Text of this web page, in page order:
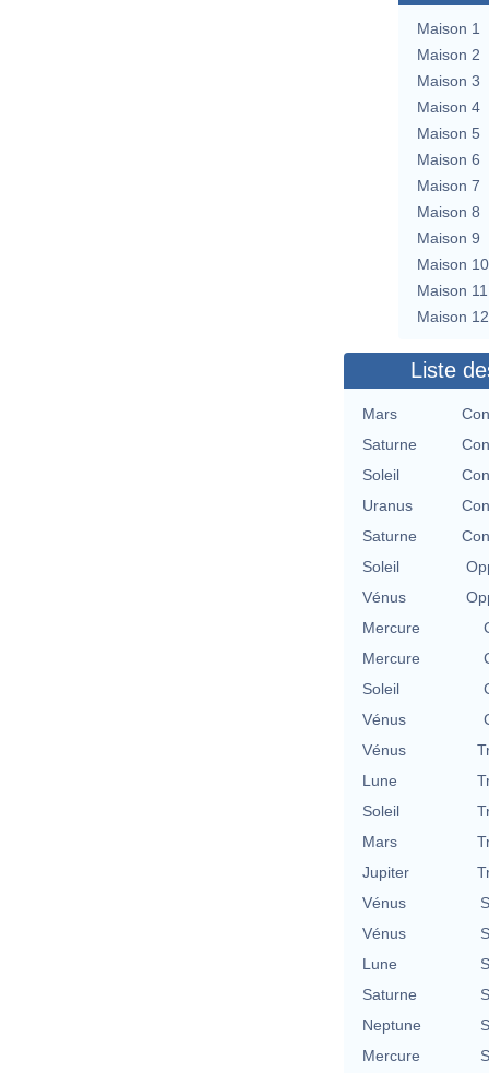
Maison 1
Maison 2
Maison 3
Maison 4
Maison 5
Maison 6
Maison 7
Maison 8
Maison 9
Maison 10
Maison 11
Maison 12
Liste
Mars
Saturne
Soleil
Uranus
Saturne
Soleil
Vénus
Mercure
Mercure
Soleil
Vénus
Vénus
Lune
Soleil
Mars
Jupiter
Vénus
Vénus
Lune
Saturne
Neptune
Mercure